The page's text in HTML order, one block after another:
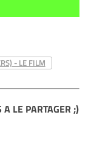
- LE FILM
LE PARTAGER ;)